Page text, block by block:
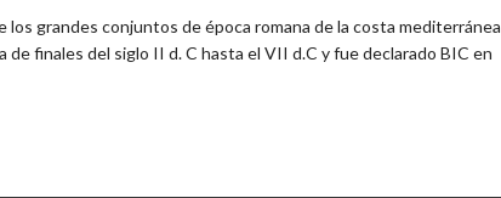
grandes conjuntos de época romana de la costa mediterránea
finales del siglo II d. C hasta el VII d.C y fue declarado BIC en